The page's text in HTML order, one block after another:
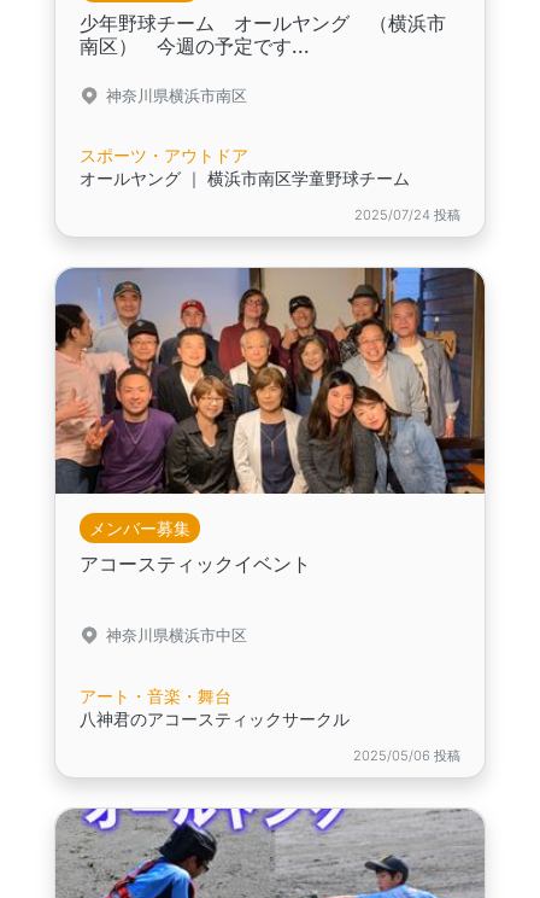
少年野球チーム オールヤング （横浜市
南区） 今週の予定です...
神奈川県横浜市南区
スポーツ・アウトドア
オールヤング ｜ 横浜市南区学童野球チーム
2025/07/24 投稿
メンバー募集
アコースティックイベント
神奈川県横浜市中区
アート・音楽・舞台
八神君のアコースティックサークル
2025/05/06 投稿